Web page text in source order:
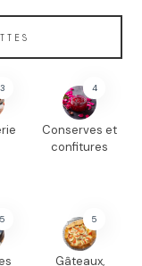
3 4
Conserves et
confitures
5 5
Gâteaux,